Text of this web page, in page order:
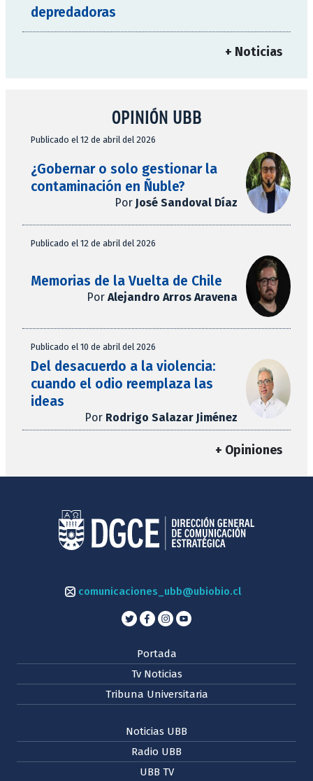
depredadoras
+ Noticias
OPINIÓN UBB
Publicado el 12 de abril del 2026
¿Gobernar o solo gestionar la
contaminación en Ñuble?
Por José Sandoval Díaz
Publicado el 12 de abril del 2026
Memorias de la Vuelta de Chile
Por Alejandro Arros Aravena
Publicado el 10 de abril del 2026
Del desacuerdo a la violencia:
cuando el odio reemplaza las
ideas
Por Rodrigo Salazar Jiménez
+ Opiniones
comunicaciones_ubb@ubiobio.cl
Portada
Tv Noticias
Tribuna Universitaria
Noticias UBB
Radio UBB
UBB TV